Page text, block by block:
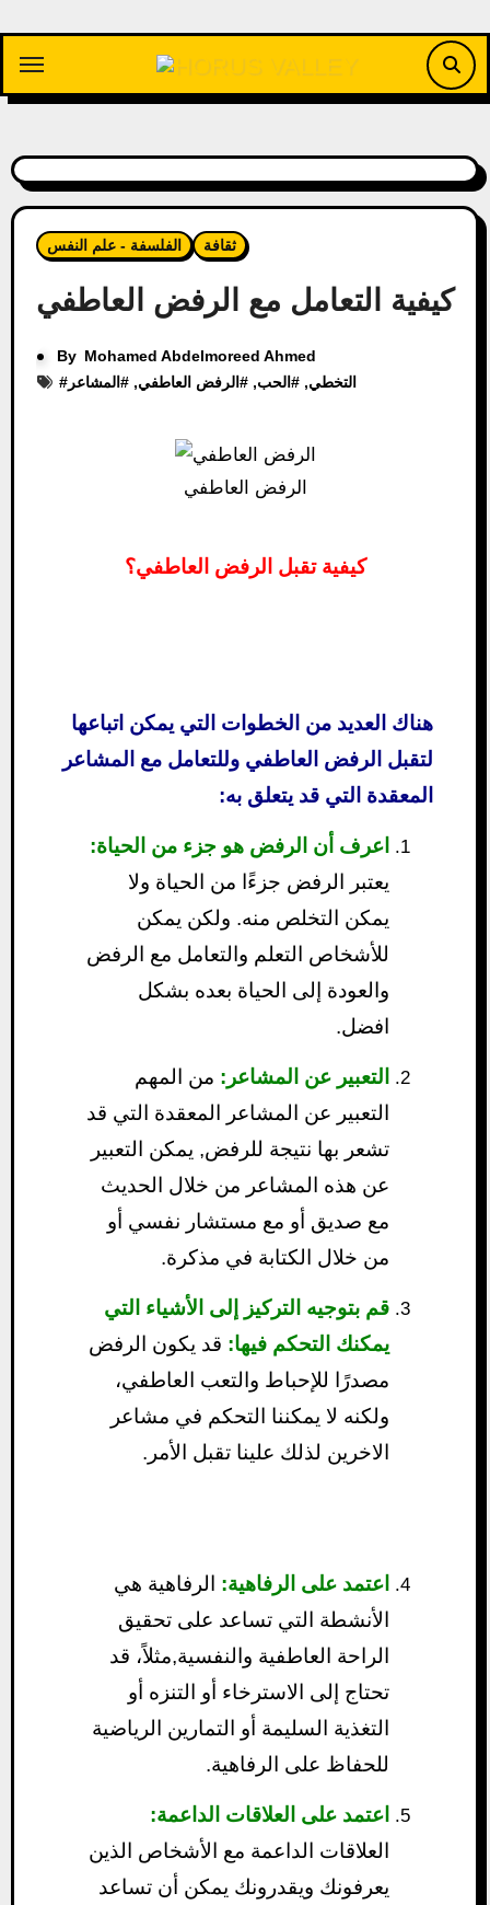
content
الفلسفة - علم النفس ثقافة
كيفية التعامل مع الرفض العاطفي
By Mohamed Abdelmoreed Ahmed
#
التخطي, # الحب, # الرفض العاطفي, # المشاعر
الرفض العاطفي
كيفية تقبل الرفض العاطفي؟
هناك العديد من الخطوات التي يمكن اتباعها
لتقبل الرفض العاطفي وللتعامل مع المشاعر
المعقدة التي قد يتعلق به:
اعرف أن الرفض هو جزء من الحياة:
يعتبر الرفض جزءًا من الحياة ولا
يمكن التخلص منه. ولكن يمكن
للأشخاص التعلم والتعامل مع الرفض
والعودة إلى الحياة بعده بشكل
افضل.
التعبير عن المشاعر: من المهم
التعبير عن المشاعر المعقدة التي قد
تشعر بها نتيجة للرفض, يمكن التعبير
عن هذه المشاعر من خلال الحديث
مع صديق أو مع مستشار نفسي أو
من خلال الكتابة في مذكرة.
قم بتوجيه التركيز إلى الأشياء التي
يمكنك التحكم فيها: قد يكون الرفض
مصدرًا للإحباط والتعب العاطفي،
ولكنه لا يمكننا التحكم في مشاعر
الاخرين لذلك علينا تقبل الأمر.
اعتمد على الرفاهية:
الرفاهية هي
الأنشطة التي تساعد على تحقيق
الراحة العاطفية والنفسية,مثلاً، قد
تحتاج إلى الاسترخاء أو التنزه أو
التغذية السليمة أو التمارين الرياضية
للحفاظ على الرفاهية.
اعتمد على العلاقات الداعمة:
العلاقات الداعمة مع الأشخاص الذين
يعرفونك ويقدرونك يمكن أن تساعد